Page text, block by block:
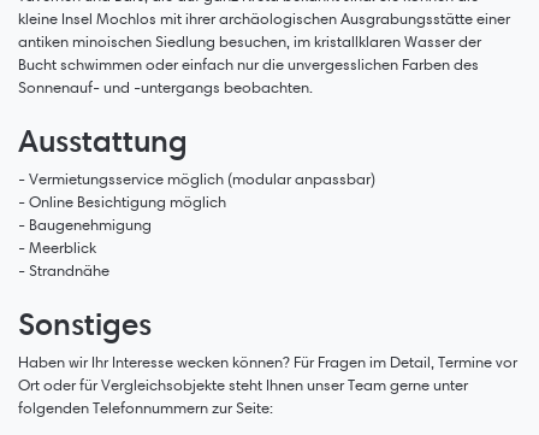
kleine Insel Mochlos mit ihrer archäologischen Ausgrabungsstätte einer
antiken minoischen Siedlung besuchen, im kristallklaren Wasser der
Bucht schwimmen oder einfach nur die unvergesslichen Farben des
Sonnenauf- und -untergangs beobachten.
Ausstattung
- Vermietungsservice möglich (modular anpassbar)
- Online Besichtigung möglich
- Baugenehmigung
- Meerblick
- Strandnähe
Sonstiges
Haben wir Ihr Interesse wecken können? Für Fragen im Detail, Termine vor
Ort oder für Vergleichsobjekte steht Ihnen unser Team gerne unter
folgenden Telefonnummern zur Seite: